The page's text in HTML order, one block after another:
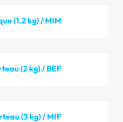
(1.2 kg) / MIM
(2 kg) / BEF
(3 kg) / MIF